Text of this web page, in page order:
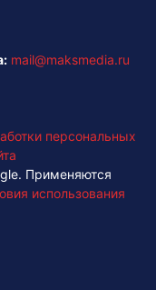
mail@maksmedia.ru
персональных
Применяются
использования